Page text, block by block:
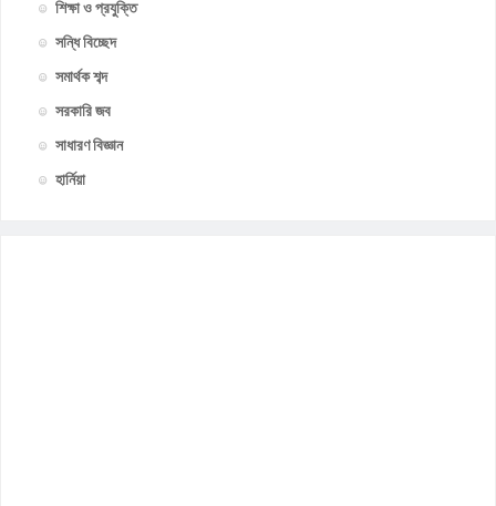
শিক্ষা ও প্রযুক্তি
সন্ধি বিচ্ছেদ
সমার্থক শব্দ
সরকারি জব
সাধারণ বিজ্ঞান
হার্নিয়া